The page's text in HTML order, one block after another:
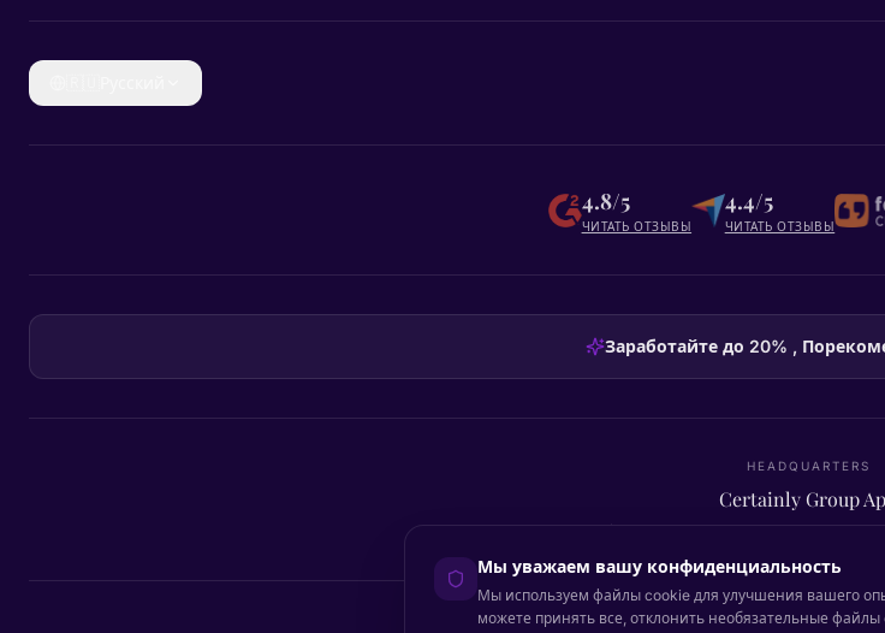
4.8/5
ЧИТАТЬ ОТЗЫВЫ
4.4/5
ЧИТАТЬ ОТЗЫВЫ
Заработайте до 20% ,
HEADQUARTERS
Certainly Group
C/O GRROW, Pilestræde 52A · 1112
Вернуться наверх
Мы уважаем вашу конфиденциальность
Мы используем файлы cookie для улучшения вашего
можете принять все, отклонить необязательные